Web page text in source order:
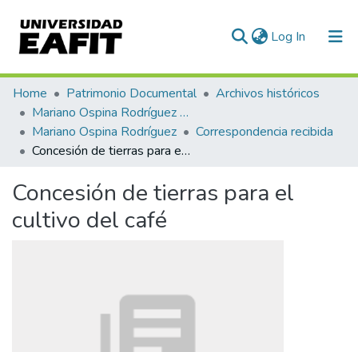
Log In (current)
Communities & Collections
All of DSpace
Statistics
Home Patrimonio Documental
Archivos históricos
Mariano Ospina Rodríguez (1826 -1912)
Mariano Ospina Rodríguez
Correspondencia recibida
Concesión de tierras para el cultivo del café
Concesión de tierras para el
cultivo del café